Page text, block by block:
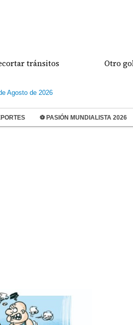
tránsitos Otro golpe
Agosto de 2026
⚽ PASIÓN MUNDIALISTA 2026